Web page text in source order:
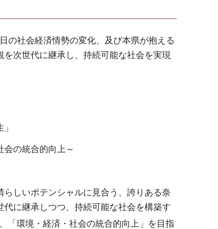
の社会経済情勢の変化、及び本県が抱える
次世代に継承し、持続可能な社会を実現
の統合的向上～
しいポテンシャルに見合う、誇りある奈
に継承しつつ、持続可能な社会を構築す
「環境・経済・社会の統合的向上」を目指